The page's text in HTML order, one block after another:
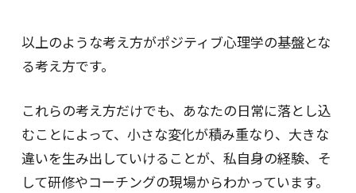
以上のような考え方がポジティブ心理学の基盤とな
る考え方です。
これらの考え方だけでも、あなたの日常に落とし込
むことによって、小さな変化が積み重なり、大きな
違いを生み出していけることが、私自身の経験、そ
して研修やコーチングの現場からわかっています。